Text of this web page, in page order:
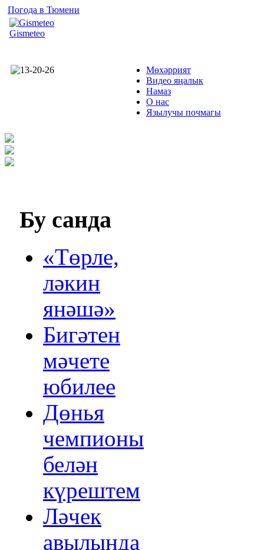
Погода в Тюмени
Gismeteo
Мөхәррият
Видео яңалык
Намаз
О нас
Язылучы почмагы
Бу санда
«Төрле,
ләкин
янәшә»
Бигәтен
мәчете
юбилее
Дөнья
чемпионы
белән
күрештем
Ләчек
авылында